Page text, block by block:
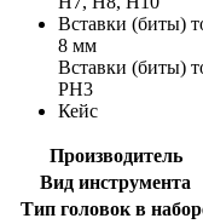
Вставки (биты)
8 мм
Вставки (биты)
PH3
Кейс
Производитель
Вид инструмента
Тип головок в